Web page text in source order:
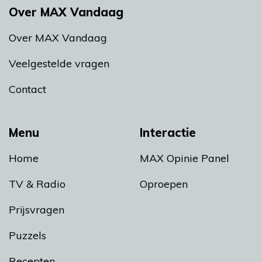
Menu
Home
TV & Radio
Prijsvragen
Puzzels
Interactie
MAX Opinie Panel
Oproepen
Over MAX Vandaag
Over MAX Vandaag
Veelgestelde vragen
Contact